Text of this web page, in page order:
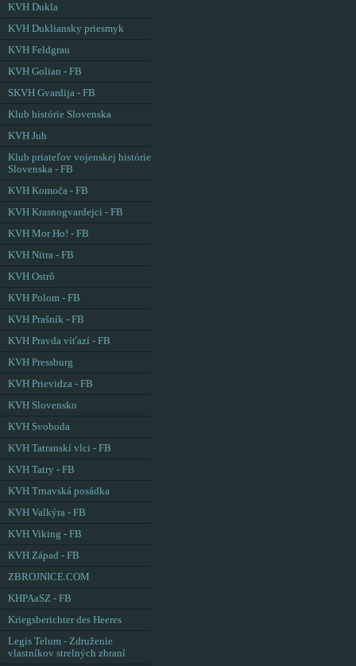
KVH Dukla
KVH Dukliansky priesmyk
KVH Feldgrau
KVH Golian - FB
SKVH Gvardija - FB
Klub histórie Slovenska
KVH Juh
Klub priateľov vojenskej histórie
Slovenska - FB
KVH Komoča - FB
KVH Krasnogvardejci - FB
KVH Mor Ho! - FB
KVH Nitra - FB
KVH Ostrô
KVH Polom - FB
KVH Prašník - FB
KVH Pravda víťazí - FB
KVH Pressburg
KVH Prievidza - FB
KVH Slovensko
KVH Svoboda
KVH Tatranskí vlci - FB
KVH Tatry - FB
KVH Trnavská posádka
KVH Valkýra - FB
KVH Viking - FB
KVH Západ - FB
ZBROJNICE.COM
KHPAaSZ - FB
Kriegsberichter des Heeres
Legis Telum - Združenie
vlastníkov strelných zbraní